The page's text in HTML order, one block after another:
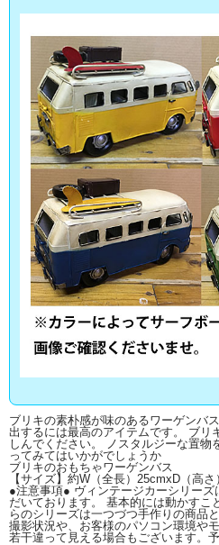
ブリキの素朴感が味のあるワーゲンバ
出するには最高のアイテムです。 ブリ
しんでください。 ノスタルジーな置物
ってみてはいかがでしょうか
ブリキのおもちゃワーゲンバス
【サイズ】約W（全長）25cmxD（高
●注意事項● ヴィンテージカーシリー
だいております。 基本的には動かすこ
らのシリーズは一つづつ手作りの商品
撮影状況や、お客様のパソコン環境や
若干違って見える場合もございます。